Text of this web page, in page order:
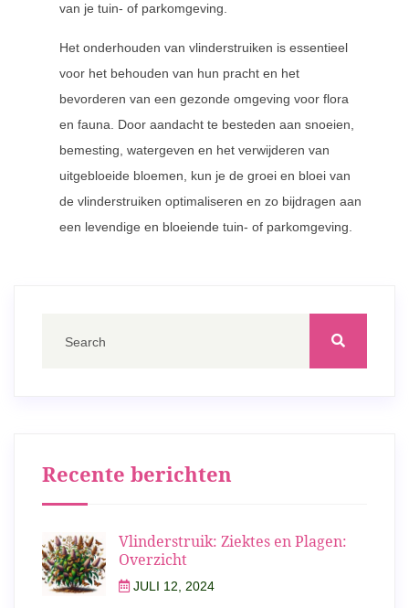
van je tuin- of parkomgeving.
Het onderhouden van vlinderstruiken is essentieel
voor het behouden van hun pracht en het
bevorderen van een gezonde omgeving voor flora
en fauna. Door aandacht te besteden aan snoeien,
bemesting, watergeven en het verwijderen van
uitgebloeide bloemen, kun je de groei en bloei van
de vlinderstruiken optimaliseren en zo bijdragen aan
een levendige en bloeiende tuin- of parkomgeving.
Recente berichten
Vlinderstruik: Ziektes en Plagen:
Overzicht
JULI 12, 2024